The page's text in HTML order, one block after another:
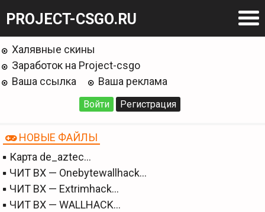
PROJECT-CSGO.RU
Халявные скины
Заработок на Project-csgo
Ваша ссылка
Ваша реклама
Войти Регистрация
НОВЫЕ ФАЙЛЫ
Карта de_aztec…
ЧИТ BX — Onebytewallhack…
ЧИТ BX — Extrimhack…
ЧИТ BX — WALLHACK…